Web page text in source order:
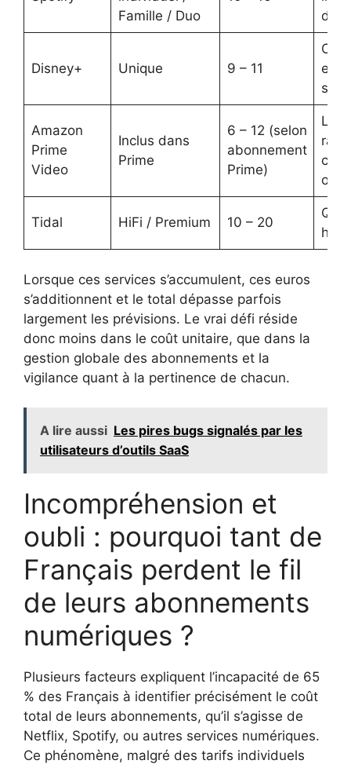
Famille / Duo
de
Disney+ Unique 9 – 11
Amazon
Prime
Video
Inclus dans
Prime
6 – 12 (selon
abonnement
Prime)
Tidal HiFi / Premium 10 – 20
Lorsque ces services s’accumulent, ces euros
s’additionnent et le total dépasse parfois
largement les prévisions. Le vrai défi réside
donc moins dans le coût unitaire, que dans la
gestion globale des abonnements et la
vigilance quant à la pertinence de chacun.
A lire aussi Les pires bugs signalés par les
utilisateurs d’outils SaaS
Incompréhension et
oubli : pourquoi tant de
Français perdent le fil
de leurs abonnements
numériques ?
Plusieurs facteurs expliquent l’incapacité de 65
% des Français à identifier précisément le coût
total de leurs abonnements, qu’il s’agisse de
Netflix, Spotify, ou autres services numériques.
Ce phénomène, malgré des tarifs individuels